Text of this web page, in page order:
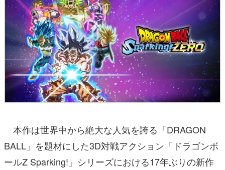
本作は世界中から絶大な人気を誇る「DRAGON
BALL」を題材にした3D対戦アクション「ドラゴンボ
ールZ Sparking!」シリーズにおける17年ぶりの新作